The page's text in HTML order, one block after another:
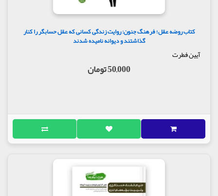
کتاب روضه عقل؛ فرهنگ جنون: روایت زندگی کسانی که عقل حسابگر را کنار
گذاشتند و دیوانه نامیده شدند
آیین فطرت
50,000 تومان